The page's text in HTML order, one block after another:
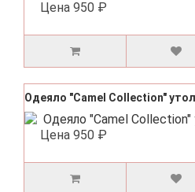
Цена 950 ₽
Одеяло "Camel Collection"
Цена 950 ₽